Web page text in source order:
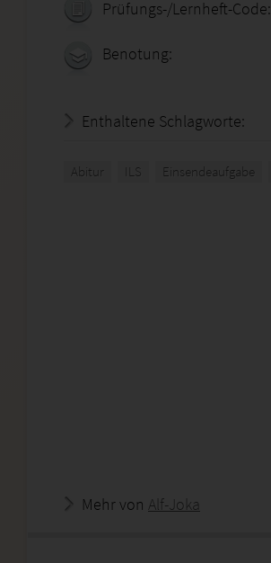
Prüfungs-/Lernheft-Code:
Benotung:
Enthaltene Schlagworte:
Abitur ILS Einsendeaufgabe
Mehr von Alf-Joka